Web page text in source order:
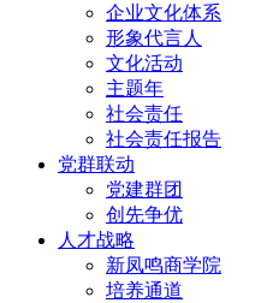
企业文化体系
形象代言人
文化活动
主题年
社会责任
社会责任报告
党群联动
党建群团
创先争优
人才战略
新凤鸣商学院
培养通道